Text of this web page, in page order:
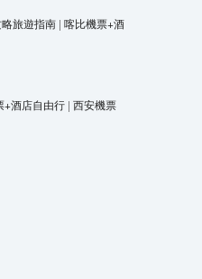
旅遊指南 | 喀比機票+酒
+酒店自由行 | 西安機票